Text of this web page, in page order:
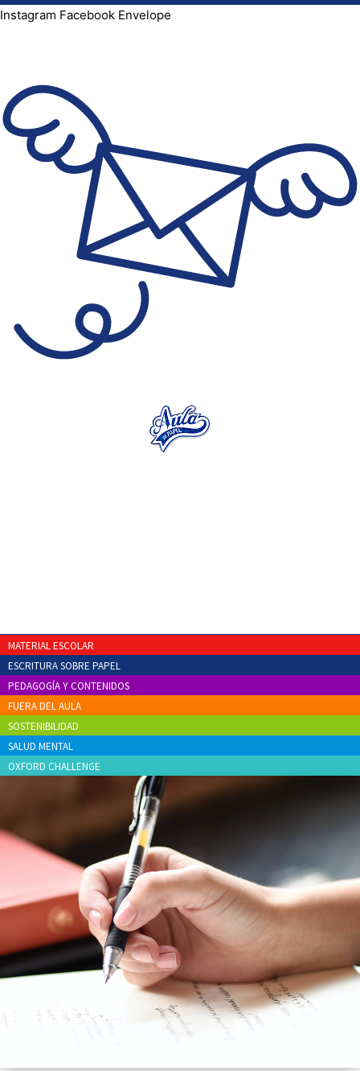
Instagram Facebook Envelope
MATERIAL ESCOLAR
ESCRITURA SOBRE PAPEL
PEDAGOGÍA Y CONTENIDOS
FUERA DEL AULA
SOSTENIBILIDAD
SALUD MENTAL
OXFORD CHALLENGE